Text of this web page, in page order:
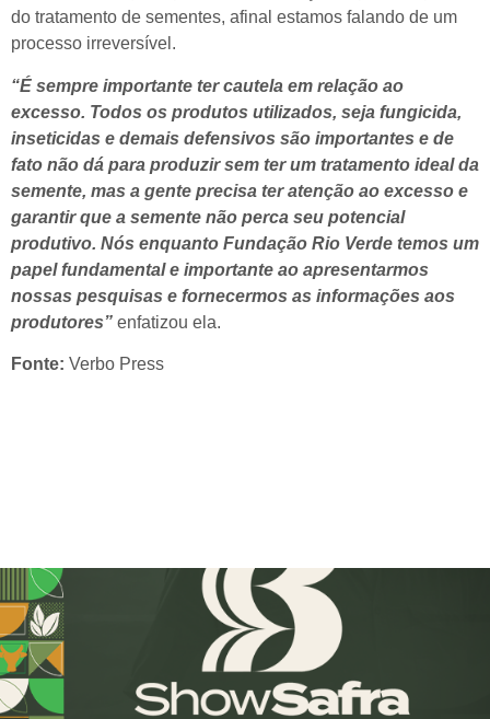
do tratamento de sementes, afinal estamos falando de um
processo irreversível.
“É sempre importante ter cautela em relação ao
excesso. Todos os produtos utilizados, seja fungicida,
inseticidas e demais defensivos são importantes e de
fato não dá para produzir sem ter um tratamento ideal da
semente, mas a gente precisa ter atenção ao excesso e
garantir que a semente não perca seu potencial
produtivo. Nós enquanto Fundação Rio Verde temos um
papel fundamental e importante ao apresentarmos
nossas pesquisas e fornecermos as informações aos
produtores” enfatizou ela.
Fonte: Verbo Press